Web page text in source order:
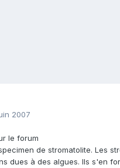
2007
le forum
de stromatolite. Les
dues à des algues. Ils s'en